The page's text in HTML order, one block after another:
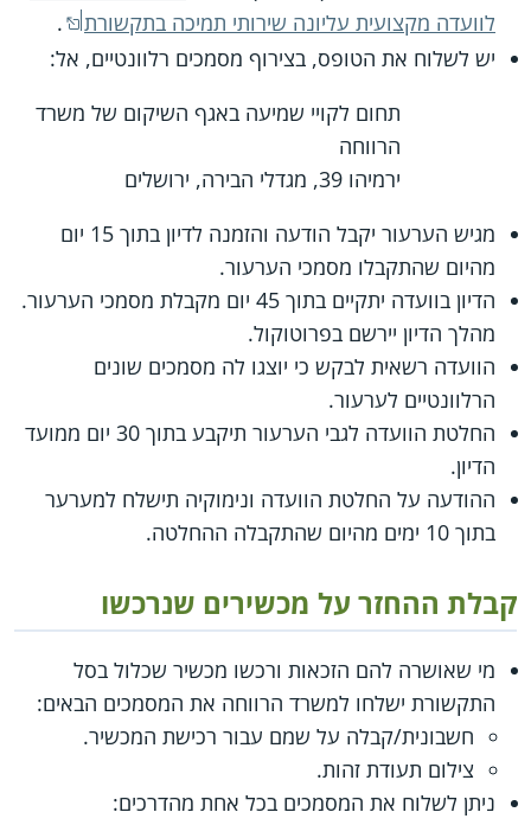
לוועדה מקצועית עליונה שירותי תמיכה בתקשורת
.
יש לשלוח את הטופס, בצירוף מסמכים רלוונטיים, אל:
תחום לקויי שמיעה באגף השיקום של משרד
הרווחה
ירמיהו 39, מגדלי הבירה, ירושלים
מגיש הערעור יקבל הודעה והזמנה לדיון בתוך 15 יום
מהיום שהתקבלו מסמכי הערעור.
הדיון בוועדה יתקיים בתוך 45 יום מקבלת מסמכי הערעור.
מהלך הדיון יירשם בפרוטוקול.
הוועדה רשאית לבקש כי יוצגו לה מסמכים שונים
הרלוונטיים לערעור.
החלטת הוועדה לגבי הערעור תיקבע בתוך 30 יום ממועד
הדיון.
ההודעה על החלטת הוועדה ונימוקיה תישלח למערער
בתוך 10 ימים מהיום שהתקבלה ההחלטה.
קבלת ההחזר על מכשירים שנרכשו
מי שאושרה להם הזכאות ורכשו מכשיר שכלול בסל
התקשורת ישלחו למשרד הרווחה את המסמכים הבאים:
חשבונית/קבלה על שמם עבור רכישת המכשיר.
צילום תעודת זהות.
ניתן לשלוח את המסמכים בכל אחת מהדרכים: